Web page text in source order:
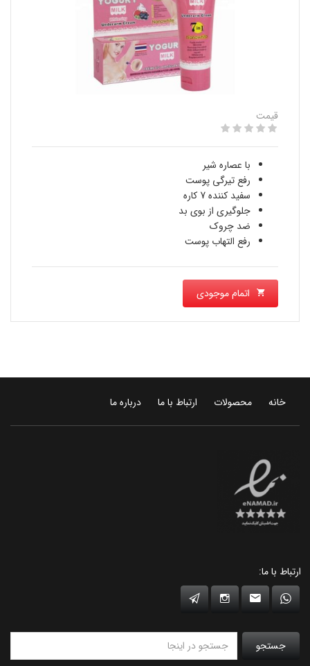
قیمت
با عصاره شیر
رفع تیرگی پوست
سفید کننده 7 کاره
جلوگیری از بوی بد
ضد چروک
رفع التهاب پوست
اتمام موجودی
خانه محصولات ارتباط با ما درباره ما
ارتباط با ما:
جستجو